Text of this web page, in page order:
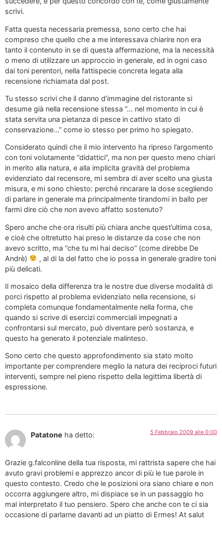
scrivi.
Fatta questa necessaria premessa, sono certo che hai
compreso che quello che a me interessava chiarire non era
tanto il contenuto in se di questa affermazione, ma la necessità
o meno di utilizzare un approccio in generale, ed in ogni caso
dai toni perentori, nella fattispecie concreta legata alla
recensione richiamata dal post.
Tu stesso scrivi che il danno d’immagine del ristorante si
desume già nella recensione stessa “… nel momento in cui è
stata servita una pietanza di pesce in cattivo stato di
conservazione…” come io stesso per primo ho spiegato.
Considerato quindi che il mio intervento ha ripreso l’argomento
con toni volutamente “didattici”, ma non per questo meno chiari
in merito alla natura, e alla implicita gravità del problema
evidenziato dal recensore, mi sembra di aver scelto una giusta
misura, e mi sono chiesto: perché rincarare la dose scegliendo
di parlare in generale ma principalmente tirandomi in ballo per
farmi dire ciò che non avevo affatto sostenuto?
Spero anche che ora risulti più chiara anche quest’ultima cosa,
e cioè che oltretutto hai preso le distanze da cose che non
avevo scritto, ma “che tu mi hai deciso” (come direbbe De
Andrè)
, al di la del fatto che io possa in generale gradire toni
più delicati.
Il mosaico della differenza tra le nostre due diverse modalità di
porci rispetto al problema evidenziato nella recensione, si
completa comunque fondamentalmente nella forma, che
quando si scrive di esercizi commerciali impegnati a
confrontarsi sul mercato, può diventare però sostanza, e
questo ha generato il potenziale malinteso.
Sono certo che questo approfondimento sia stato molto
importante per comprendere meglio la natura dei reciproci futuri
interventi, sempre nel pieno rispetto della legittima libertà di
espressione.
Patatone ha detto: 5 Febbraio 2009 alle 0:00
Grazie g.falconline della tua risposta, mi rattrista sapere che hai
avuto gravi problemi e apprezzo ancor di più le tue parole in
questo contesto. Credo che le posizioni ora siano chiare e non
occorra aggiungere altro, mi dispiace se in un passaggio ho
mal interpretato il tuo pensiero. Spero che anche con te ci sia
occasione di parlarne davanti ad un piatto di Ermes! At salut